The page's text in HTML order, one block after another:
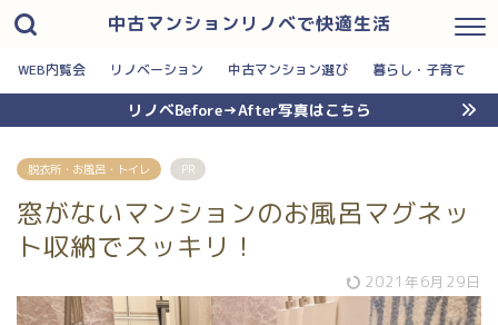
中古マンションリノベで快適生活
WEB内覧会 リノベーション 中古マンション選び 暮らし・子育て
リノベBefore→After写真はこちら
脱衣所・お風呂・トイレ PR
窓がないマンションのお風呂マグネッ
ト収納でスッキリ！
2021年6月29日